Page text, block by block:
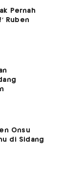
Pernah
Ruben
Onsu
di Sidang